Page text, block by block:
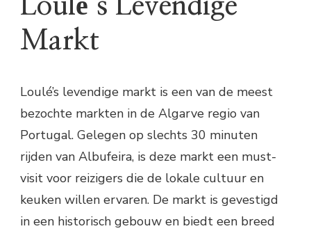
Loulé’s Levendige
Markt
Loulé’s levendige markt is een van de meest
bezochte markten in de Algarve regio van
Portugal. Gelegen op slechts 30 minuten
rijden van Albufeira, is deze markt een must-
visit voor reizigers die de lokale cultuur en
keuken willen ervaren. De markt is gevestigd
in een historisch gebouw en biedt een breed